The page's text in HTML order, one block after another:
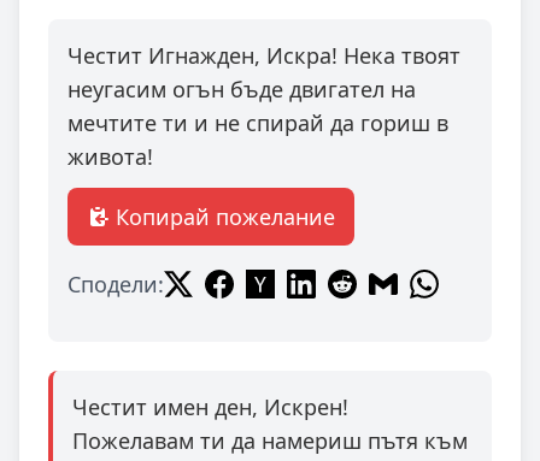
Честит Игнажден, Искра! Нека твоят
неугасим огън бъде двигател на
мечтите ти и не спирай да гориш в
живота!
Копирай пожелание
Сподели:
Честит имен ден, Искрен!
Пожелавам ти да намериш пътя към